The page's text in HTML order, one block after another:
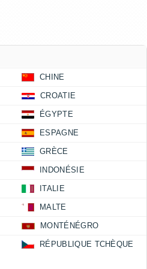
CHINE
CROATIE
ÉGYPTE
ESPAGNE
GRÈCE
INDONÉSIE
ITALIE
MALTE
MONTÉNÉGRO
RÉPUBLIQUE TCHÈQUE